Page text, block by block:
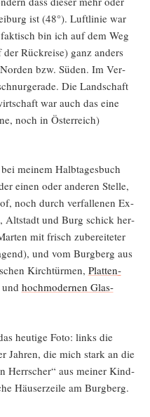
ist (48°). Luft­li­nie war
bin ich auf dem Weg
Rück­rei­se) ganz anders
bzw. Süden. Im Ver­
Die Land­schaft
war auch das eine
noch in Öster­reich)
mei­nem Halb­ta­ges­buch
einen oder ande­ren Stel­le,
noch durch ver­fal­le­nen Ex-
Alt­stadt und Burg schick her­
mit frisch zube­rei­te­ter
und vom Burg­berg aus
Kirch­tür­men, Plat­ten­
hoch­mo­der­nen Glas-
heu­ti­ge Foto: links die
Jah­ren, die mich stark an die
Herr­scher“ aus mei­ner Kind­
Häu­ser­zei­le am Burgberg.